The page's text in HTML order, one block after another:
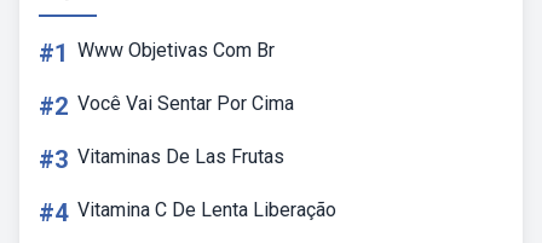
#1 Www Objetivas Com Br
#2 Você Vai Sentar Por Cima
#3 Vitaminas De Las Frutas
#4 Vitamina C De Lenta Liberação